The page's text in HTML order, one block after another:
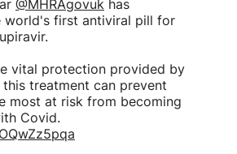
@MHRAgovuk has
world's first antiviral pill for
vital protection provided by
treatment can prevent
most at risk from becoming
Covid.